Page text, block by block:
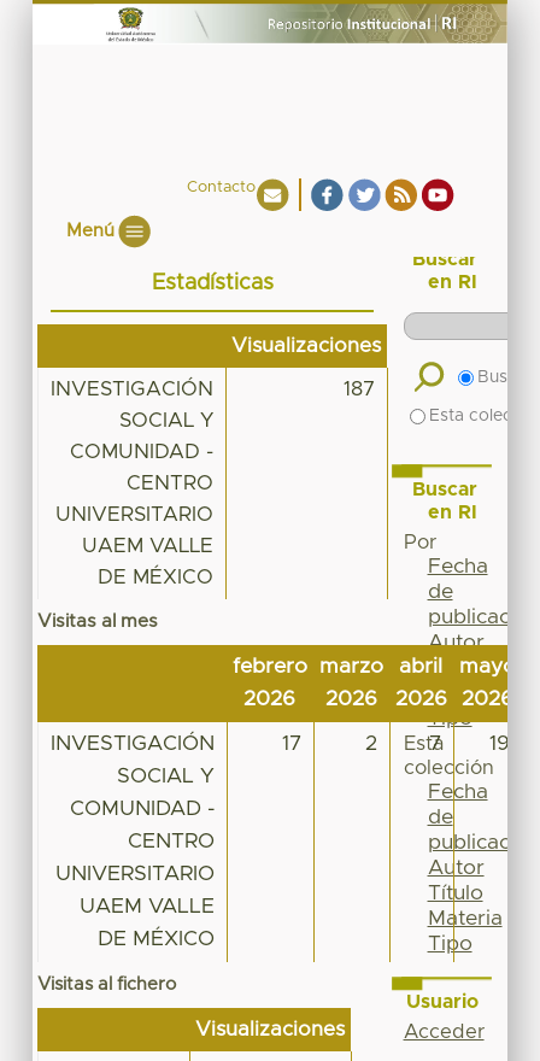
Contacto
Menú
Estadísticas
Visualizaciones
INVESTIGACIÓN
SOCIAL Y
COMUNIDAD -
CENTRO
UNIVERSITARIO
UAEM VALLE
DE MÉXICO
187
Visitas al mes
febrero
2026
marzo
2026
abril
2026
mayo
2026
INVESTIGACIÓN
SOCIAL Y
COMUNIDAD -
CENTRO
UNIVERSITARIO
UAEM VALLE
DE MÉXICO
17 2 7 19
Visitas al fichero
Visualizaciones
Buscar
en RI
Buscar
Esta
Buscar
en RI
Por
Fecha
de
publicación
Autor
Título
Materia
Tipo
Esta
colección
Fecha
de
publicación
Autor
Título
Materia
Tipo
Usuario
Acceder